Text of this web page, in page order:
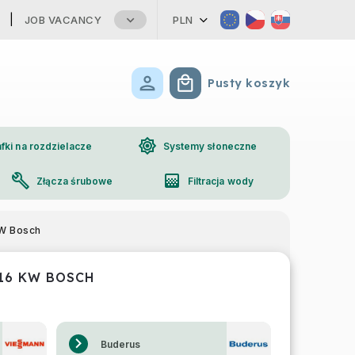
JOB VACANCY PLN
Koszyk
Pusty koszyk
na rozdzielacze brightness_high Systemy słoneczne
build Złącza śrubowe gradient Filtracja wody
Bosch
KW BOSCH
Buderus